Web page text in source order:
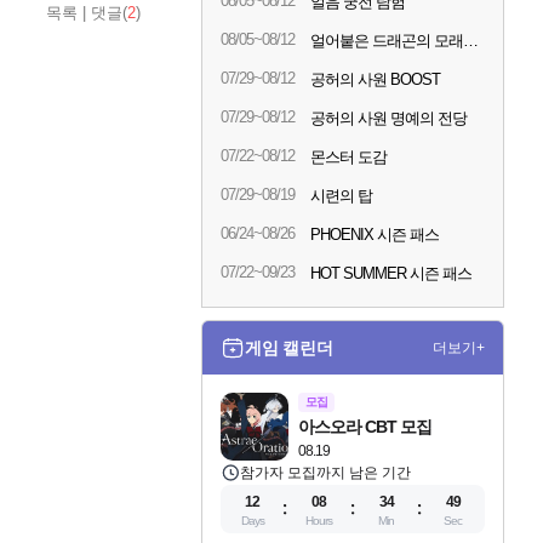
목록 댓글(2)
08/05~08/12 얼어붙은 드래곤의 모래시계
07/29~08/12 공허의 사원 BOOST
07/29~08/12 공허의 사원 명예의 전당
07/22~08/12 몬스터 도감
07/29~08/19 시련의 탑
06/24~08/26 PHOENIX 시즌 패스
07/22~09/23 HOT SUMMER 시즌 패스
게임 캘린더 더보기+
모집
08.19
아스오라 CBT 모집
참가자 모집까지 남은 기간
12
Days
08
Hours
34
Min
48
Sec